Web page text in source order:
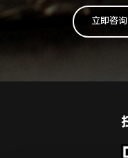
立即咨询